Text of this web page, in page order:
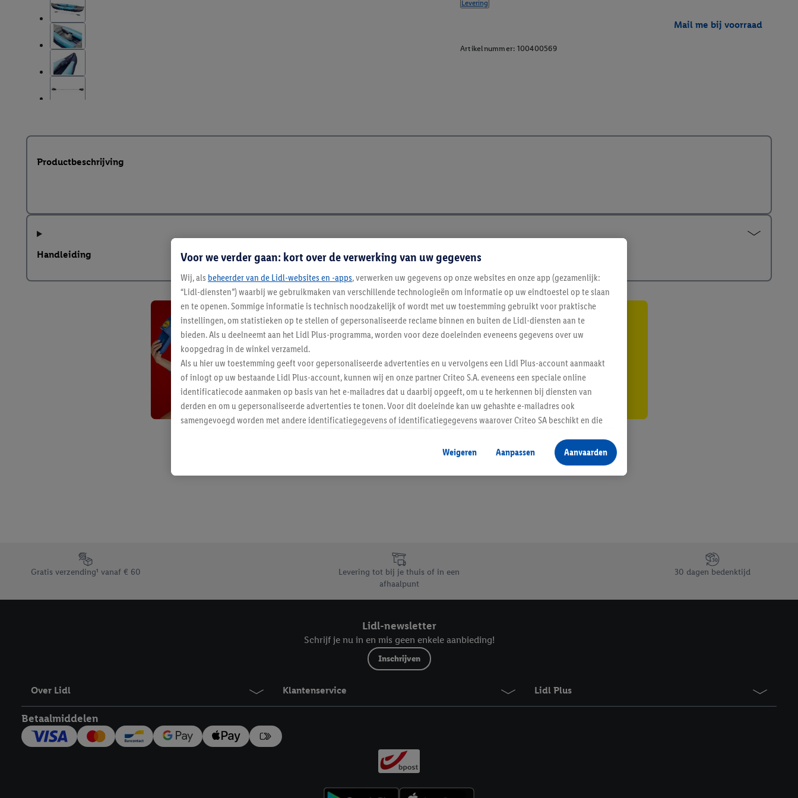
Levering
Mail me bij voorraad
Artikelnummer: 100400569
Productbeschrijving
Handleiding
Blijf op de hoogte
Inschrijven
Footerelement met de verschillende USPs van Lidl.be
Gratis verzending¹ vanaf € 60
Levering tot bij je thuis of in een
afhaalpunt
30 dagen bedenktijd
Lidl-newsletter
Schrijf je nu in en mis geen enkele aanbieding!
Inschrijven
Over Lidl Klantenservice Lidl Plus
Betaalmiddelen
Voor we verder gaan: kort over de verwerking van uw gegevens
Wij, als beheerder van de Lidl-websites en -apps, verwerken uw gegevens op onze websites en onze app (gezamenlijk:
“Lidl-diensten”) waarbij we gebruikmaken van verschillende technologieën om informatie op uw eindtoestel op te slaan
en te openen. Sommige informatie is technisch noodzakelijk of wordt met uw toestemming gebruikt voor praktische
instellingen, om statistieken op te stellen of gepersonaliseerde reclame binnen en buiten de Lidl-diensten aan te
bieden. Als u deelneemt aan het Lidl Plus-programma, worden voor deze doeleinden eveneens gegevens over uw
koopgedrag in de winkel verzameld.
Als u hier uw toestemming geeft voor gepersonaliseerde advertenties en u vervolgens een Lidl Plus-account aanmaakt
of inlogt op uw bestaande Lidl Plus-account, kunnen wij en onze partner Criteo S.A. eveneens een speciale online
identificatiecode aanmaken op basis van het e-mailadres dat u daarbij opgeeft, om u te herkennen bij diensten van
derden en om u gepersonaliseerde advertenties te tonen. Voor dit doeleinde kan uw gehashte e-mailadres ook
samengevoegd worden met andere identificatiegegevens of identificatiegegevens waarover Criteo SA beschikt en die
Als u hiermee akkoord gaat, kunnen advertenties in het kader van retargeting, d.w.z. advertenties voor producten waarin
u interesse hebt getoond (bijvoorbeeld door het product in de webshop aan uw winkelmandje toe te voegen, maar het
niet te kopen), ook op verschillende apparaten en verschillende Lidl-diensten worden weergegeven als er met behulp
waaronder de bewaartermijn van de gegevens en uw recht om uw toestemming te allen tijde met vooruitwerkende
privacyverklaring .Je vindt het impressum hier.
Weigeren Aanpassen Aanvaarden